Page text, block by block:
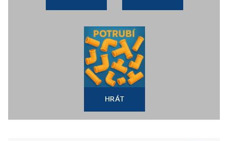
HRÁT